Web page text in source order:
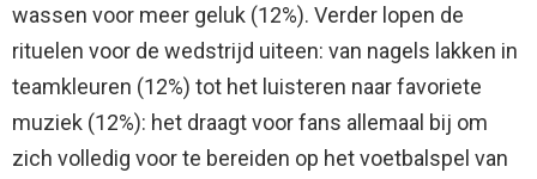
wassen voor meer geluk (12%). Verder lopen de
rituelen voor de wedstrijd uiteen: van nagels lakken in
teamkleuren (12%) tot het luisteren naar favoriete
muziek (12%): het draagt voor fans allemaal bij om
zich volledig voor te bereiden op het voetbalspel van